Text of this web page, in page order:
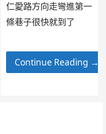
仁愛路方向走彎進第一
條巷子很快就到了
Continue Reading →